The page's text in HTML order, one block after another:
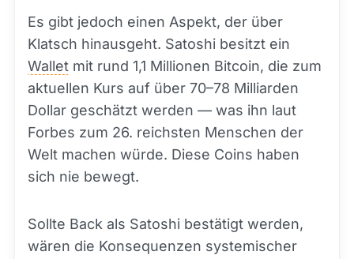
Es gibt jedoch einen Aspekt, der über
Klatsch hinausgeht. Satoshi besitzt ein
Wallet mit rund 1,1 Millionen Bitcoin, die zum
aktuellen Kurs auf über 70–78 Milliarden
Dollar geschätzt werden — was ihn laut
Forbes zum 26. reichsten Menschen der
Welt machen würde. Diese Coins haben
sich nie bewegt.
Sollte Back als Satoshi bestätigt werden,
wären die Konsequenzen systemischer